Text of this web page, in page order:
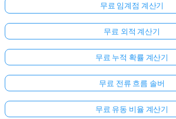
무료 임계점 계산기
무료 외적 계산기
무료 누적 확률 계산기
무료 전류 흐름 솔버
무료 유동 비율 계산기